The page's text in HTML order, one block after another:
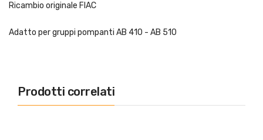
Ricambio originale FIAC
Adatto per gruppi pompanti AB 410 - AB 510
Prodotti correlati